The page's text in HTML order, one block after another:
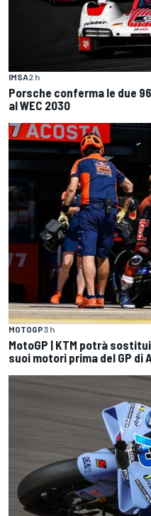
IMSA2 h
Porsche conferma le due
al WEC 2030
MOTOGP3 h
MotoGP | KTM potrà
suoi motori prima del GP di